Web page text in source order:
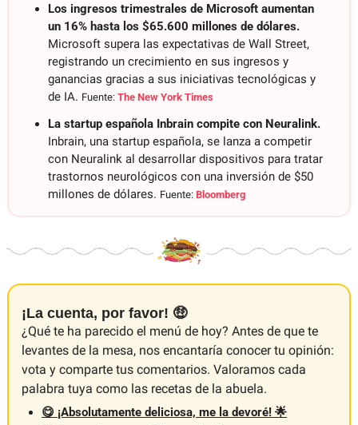
Los ingresos trimestrales de Microsoft aumentan
Microsoft supera las expectativas de Wall Street,
registrando un crecimiento en sus ingresos y
ganancias gracias a sus iniciativas tecnológicas y
de IA. Fuente: The New York Times
Inbrain, una startup española, se lanza a competir
con Neuralink al desarrollar dispositivos para tratar
trastornos neurológicos con una inversión de $50
millones de dólares. Fuente: Bloomberg
¡La cuenta, por favor! 🤑
¿Qué te ha parecido el menú de hoy? Antes de que te
levantes de la mesa, nos encantaría conocer tu opinión:
vota y comparte tus comentarios. Valoramos cada
palabra tuya como las recetas de la abuela.
😋 ¡Absolutamente deliciosa, me la devoré! 🌟